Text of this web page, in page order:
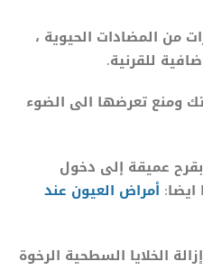
المضادات الحيوية ،
للقرنية.
ومنع تعرضها الى الضوء
عميقة إلى دخول
أمراض العيون عند
الخلايا السطحية الرخوة